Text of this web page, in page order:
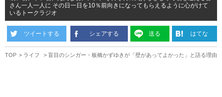
さん一人一人に その日一日を10％前向きになってもらえるように心がけて
いるトークラジオ
ツイートする シェアする 送る はてな
TOP ライフ 盲目のシンガー・板橋かずゆきが「壁があってよかった」と語る理由